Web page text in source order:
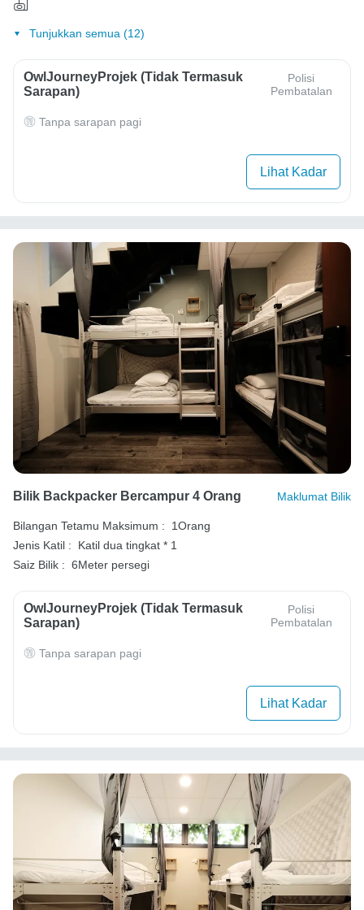
Tunjukkan semua (12)
OwlJourneyProjek (Tidak Termasuk
Sarapan)
Polisi
Pembatalan
Tanpa sarapan pagi
Lihat Kadar
Bilik Backpacker Bercampur 4 Orang Maklumat Bilik
Bilangan Tetamu Maksimum :
1Orang
Jenis Katil :
Katil dua tingkat * 1
Saiz Bilik : 6Meter persegi
OwlJourneyProjek (Tidak Termasuk
Sarapan)
Polisi
Pembatalan
Tanpa sarapan pagi
Lihat Kadar